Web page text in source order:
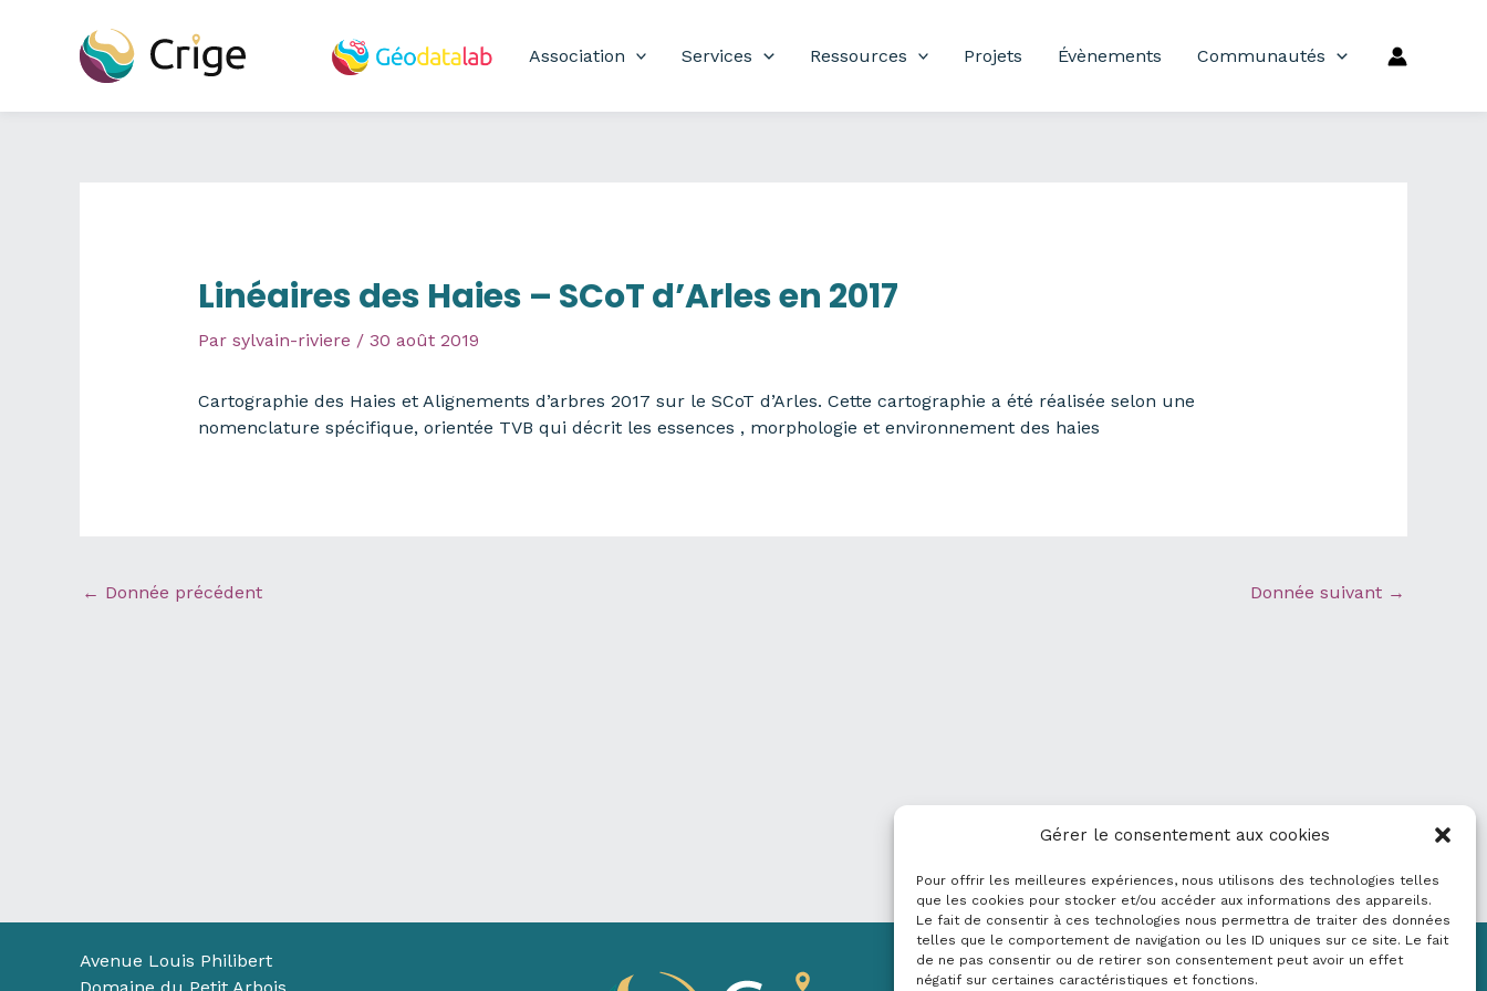
Gérer le consentement aux cookies
Pour offrir les meilleures expériences, nous utilisons des technologies telles
que les cookies pour stocker et/ou accéder aux informations des appareils.
Le fait de consentir à ces technologies nous permettra de traiter des données
telles que le comportement de navigation ou les ID uniques sur ce site. Le fait
de ne pas consentir ou de retirer son consentement peut avoir un effet
négatif sur certaines caractéristiques et fonctions.
Association Services Ressources Projets Évènements Communautés
Linéaires des Haies – SCoT d’Arles en 2017
Par sylvain-riviere / 30 août 2019
Cartographie des Haies et Alignements d’arbres 2017 sur le SCoT d’Arles. Cette cartographie a été réalisée selon une
nomenclature spécifique, orientée TVB qui décrit les essences , morphologie et environnement des haies
← Donnée précédent Donnée suivant →
Avenue Louis Philibert
Mentions légales